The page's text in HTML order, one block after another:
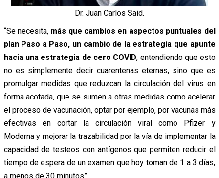
Dr. Juan Carlos Said.
“Se necesita,más que cambios en aspectos puntuales del
plan Paso a Paso, un cambio de la estrategia que apunte
hacia una estrategia de cero COVID, entendiendo que esto
no es simplemente decir cuarentenas eternas, sino que es
promulgar medidas que reduzcan la circulación del virus en
forma acotada, que se sumen a otras medidas como acelerar
el proceso de vacunación, optar por ejemplo, por vacunas más
efectivas en cortar la circulación viral como Pfizer y
Moderna y mejorar la trazabilidad por la vía de implementar la
capacidad de testeos con antígenos que permiten reducir el
tiempo de espera de un examen que hoy toman de 1 a 3 días,
a menos de 30 minutos”.